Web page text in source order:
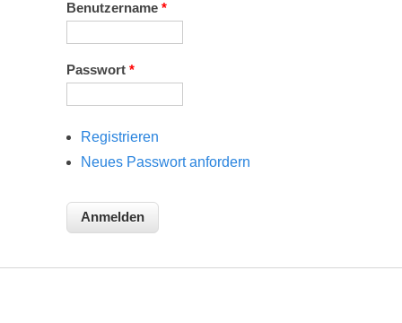
Benutzername *
Passwort *
Registrieren
Neues Passwort anfordern